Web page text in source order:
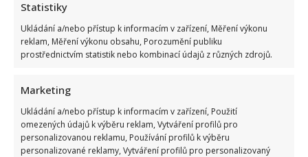
Statistiky
Ukládání a/nebo přístup k informacím v zařízení, Měření výkonu
reklam, Měření výkonu obsahu, Porozumění publiku
prostřednictvím statistik nebo kombinací údajů z různých zdrojů.
Marketing
Ukládání a/nebo přístup k informacím v zařízení, Použití
omezených údajů k výběru reklam, Vytváření profilů pro
personalizovanou reklamu, Používání profilů k výběru
personalizované reklamy, Vytváření profilů pro personalizovaný